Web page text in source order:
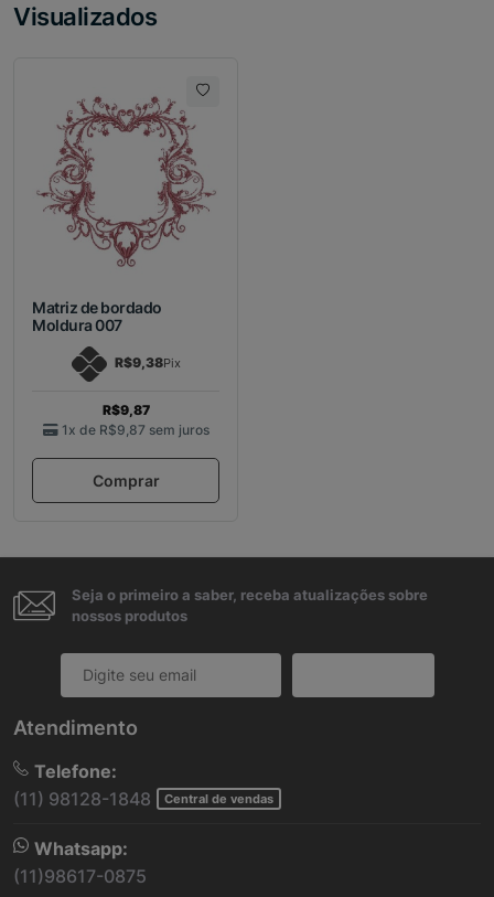
Visualizados
Matriz de bordado
Moldura 007
R$9,38Pix
R$9,87
1x de R$9,87 sem juros
Comprar
Seja o primeiro a saber, receba atualizações sobre
nossos produtos
Atendimento
Telefone:
(11) 98128-1848
Central de vendas
Whatsapp:
(11)98617-0875